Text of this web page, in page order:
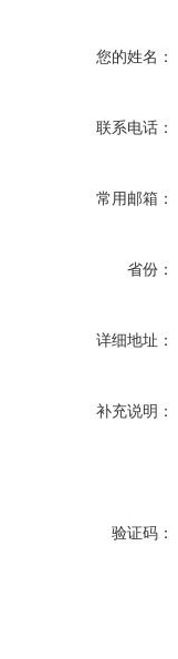
您的姓名：
联系电话：
常用邮箱：
省份：
详细地址：
补充说明：
验证码：